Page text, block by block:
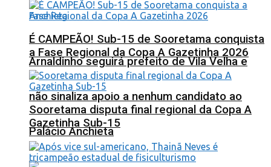
Arnaldinho seguirá prefeito de Vila Velha e
não sinaliza apoio a nenhum candidato ao
Palácio Anchieta
É CAMPEÃO! Sub-15 de Sooretama conquista
a Fase Regional da Copa A Gazetinha 2026
Sooretama disputa final regional da Copa A
Gazetinha Sub-15